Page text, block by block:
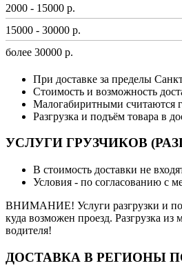
2000 - 15000 р.
15000 - 30000 р.
более 30000 р.
При доставке за пределы
Стоимость и возможность
Малогабиритными считаются
Разгрузка и подъём товара в
УСЛУГИ ГРУЗЧИКОВ
В стоимость доставки не
Условия - по согласованию с
ВНИМАНИЕ! Услуги разгрузки и
куда возможен проезд. Разгрузка
водителя!
ДОСТАВКА В РЕГИОНЫ